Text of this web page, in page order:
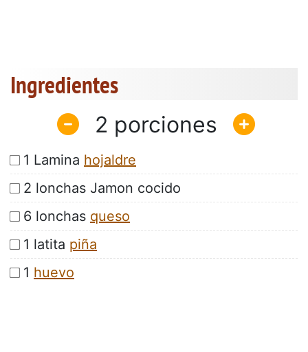
Ingredientes
2
1 Lamina hojaldre
2 lonchas Jamon cocido
6 lonchas queso
1 latita piña
1 huevo